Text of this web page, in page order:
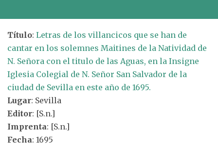
Título: Letras de los villancicos que se han de
cantar en los solemnes Maitines de la Natividad de
N. Señora con el titulo de las Aguas, en la Insigne
Iglesia Colegial de N. Señor San Salvador de la
ciudad de Sevilla en este año de 1695.
Lugar: Sevilla
Editor: [S.n.]
Imprenta: [S.n.]
Fecha: 1695